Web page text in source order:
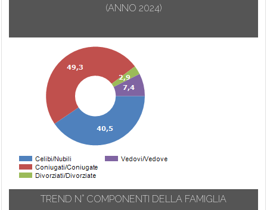
(ANNO 2024)
TREND N° COMPONENTI DELLA FAMIGLIA